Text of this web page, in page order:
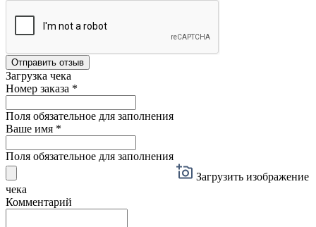
Отправить отзыв
Загрузка чека
Номер заказа *
Поля обязательное для заполнения
Ваше имя *
Поля обязательное для заполнения
Загрузить изображение
чека
Комментарий